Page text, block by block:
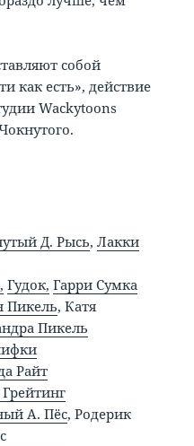
собой
как есть», действие
Wackytoons
Д. Рысь,Лакки
Гудок, Гарри Сумка
Пикель, Катя
Пикель
Райт
А. Пёс, Родерик